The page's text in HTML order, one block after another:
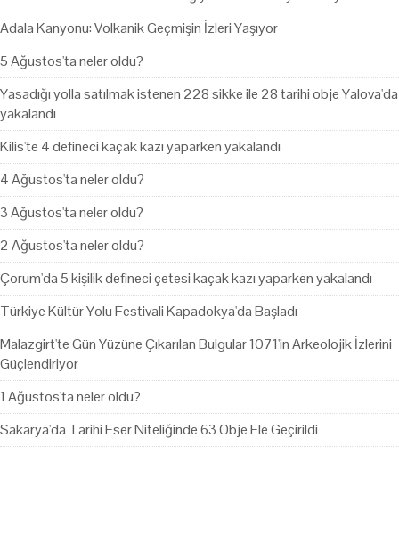
Adala Kanyonu: Volkanik Geçmişin İzleri Yaşıyor
5 Ağustos'ta neler oldu?
Yasadığı yolla satılmak istenen 228 sikke ile 28 tarihi obje Yalova'da
yakalandı
Kilis'te 4 defineci kaçak kazı yaparken yakalandı
4 Ağustos'ta neler oldu?
3 Ağustos'ta neler oldu?
2 Ağustos'ta neler oldu?
Çorum'da 5 kişilik defineci çetesi kaçak kazı yaparken yakalandı
Türkiye Kültür Yolu Festivali Kapadokya'da Başladı
Malazgirt'te Gün Yüzüne Çıkarılan Bulgular 1071'in Arkeolojik İzlerini
Güçlendiriyor
1 Ağustos'ta neler oldu?
Sakarya'da Tarihi Eser Niteliğinde 63 Obje Ele Geçirildi